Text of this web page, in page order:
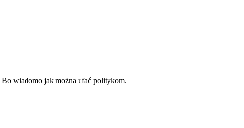
Bo wiadomo jak można ufać politykom.